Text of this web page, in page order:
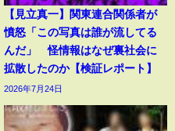
【見立真一】関東連合関係者が
憤怒「この写真は誰が流してる
んだ」 怪情報はなぜ裏社会に
拡散したのか【検証レポート】
2026年7月24日